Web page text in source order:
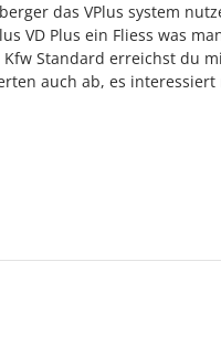
das VPlus system
VD Plus ein Fliess was
Standard erreichst du
auch ab, es